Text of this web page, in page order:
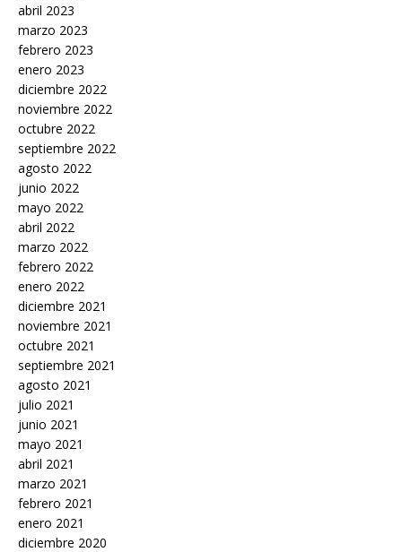
abril 2023
marzo 2023
febrero 2023
enero 2023
diciembre 2022
noviembre 2022
octubre 2022
septiembre 2022
agosto 2022
junio 2022
mayo 2022
abril 2022
marzo 2022
febrero 2022
enero 2022
diciembre 2021
noviembre 2021
octubre 2021
septiembre 2021
agosto 2021
julio 2021
junio 2021
mayo 2021
abril 2021
marzo 2021
febrero 2021
enero 2021
diciembre 2020